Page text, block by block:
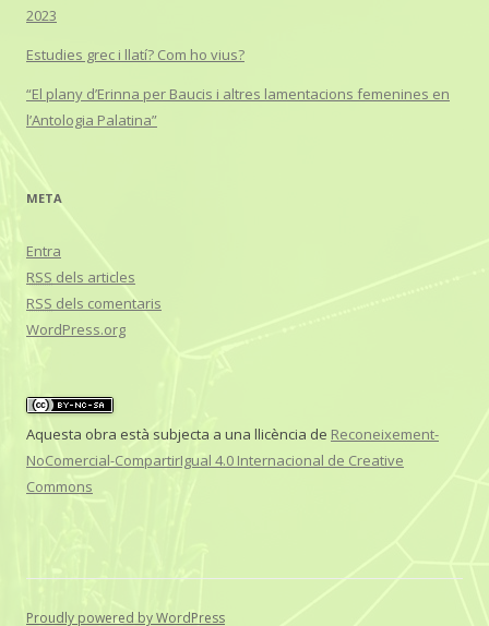
2023
Estudies grec i llatí? Com ho vius?
“El plany d’Erinna per Baucis i altres lamentacions femenines en
l’Antologia Palatina”
META
Entra
RSS dels articles
RSS dels comentaris
WordPress.org
Aquesta obra està subjecta a una llicència de Reconeixement-
NoComercial-CompartirIgual 4.0 Internacional de Creative
Commons
Proudly powered by WordPress